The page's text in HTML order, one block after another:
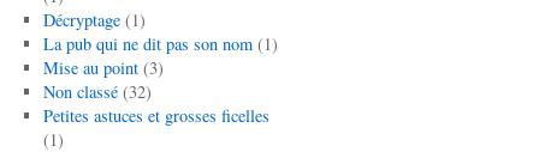
Décryptage(1)
La pub qui ne dit pas son nom(1)
Mise au point(3)
Non classé(32)
Petites astuces et grosses ficelles
(1)